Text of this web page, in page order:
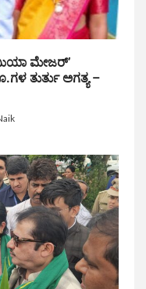
ಮೇಜರ್’
ತುರ್ತು ಅಗತ್ಯ –